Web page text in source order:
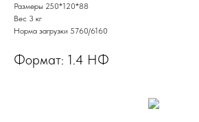
Размеры 250*120*88
Вес 3 кг
Норма загрузки 5760/6160
Формат: 1.4 НФ